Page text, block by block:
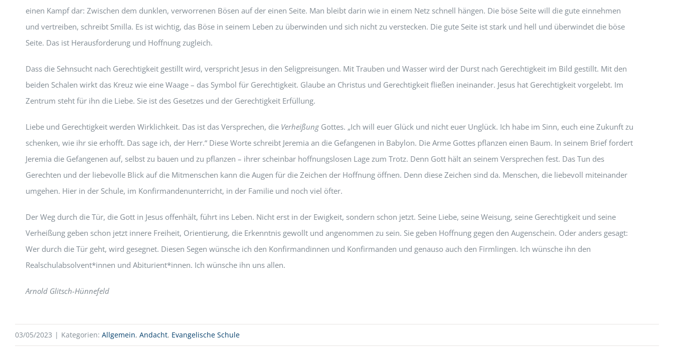
einen Kampf dar: Zwischen dem dunklen, verworrenen Bösen auf der einen Seite. Man bleibt darin wie in einem Netz schnell hängen. Die böse Seite will die gute einnehmen
und vertreiben, schreibt Smilla. Es ist wichtig, das Böse in seinem Leben zu überwinden und sich nicht zu verstecken. Die gute Seite ist stark und hell und überwindet die böse
Seite. Das ist Herausforderung und Hoffnung zugleich.
Dass die Sehnsucht nach Gerechtigkeit gestillt wird, verspricht Jesus in den Seligpreisungen. Mit Trauben und Wasser wird der Durst nach Gerechtigkeit im Bild gestillt. Mit den
beiden Schalen wirkt das Kreuz wie eine Waage – das Symbol für Gerechtigkeit. Glaube an Christus und Gerechtigkeit fließen ineinander. Jesus hat Gerechtigkeit vorgelebt. Im
Zentrum steht für ihn die Liebe. Sie ist des Gesetzes und der Gerechtigkeit Erfüllung.
Liebe und Gerechtigkeit werden Wirklichkeit. Das ist das Versprechen, die Verheißung Gottes. „Ich will euer Glück und nicht euer Unglück. Ich habe im Sinn, euch eine Zukunft zu
schenken, wie ihr sie erhofft. Das sage ich, der Herr.“ Diese Worte schreibt Jeremia an die Gefangenen in Babylon. Die Arme Gottes pflanzen einen Baum. In seinem Brief fordert
Jeremia die Gefangenen auf, selbst zu bauen und zu pflanzen – ihrer scheinbar hoffnungslosen Lage zum Trotz. Denn Gott hält an seinem Versprechen fest. Das Tun des
Gerechten und der liebevolle Blick auf die Mitmenschen kann die Augen für die Zeichen der Hoffnung öffnen. Denn diese Zeichen sind da. Menschen, die liebevoll miteinander
umgehen. Hier in der Schule, im Konfirmandenunterricht, in der Familie und noch viel öfter.
Der Weg durch die Tür, die Gott in Jesus offenhält, führt ins Leben. Nicht erst in der Ewigkeit, sondern schon jetzt. Seine Liebe, seine Weisung, seine Gerechtigkeit und seine
Verheißung geben schon jetzt innere Freiheit, Orientierung, die Erkenntnis gewollt und angenommen zu sein. Sie geben Hoffnung gegen den Augenschein. Oder anders gesagt:
Wer durch die Tür geht, wird gesegnet. Diesen Segen wünsche ich den Konfirmandinnen und Konfirmanden und genauso auch den Firmlingen. Ich wünsche ihn den
Realschulabsolvent*innen und Abiturient*innen. Ich wünsche ihn uns allen.
Arnold Glitsch-Hünnefeld
03/05/2023 | Kategorien: Allgemein, Andacht, Evangelische Schule